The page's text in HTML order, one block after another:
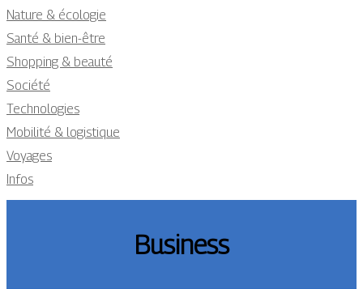
Nature & écologie
Santé & bien-être
Shopping & beauté
Société
Technologies
Mobilité & logistique
Voyages
Infos
Business